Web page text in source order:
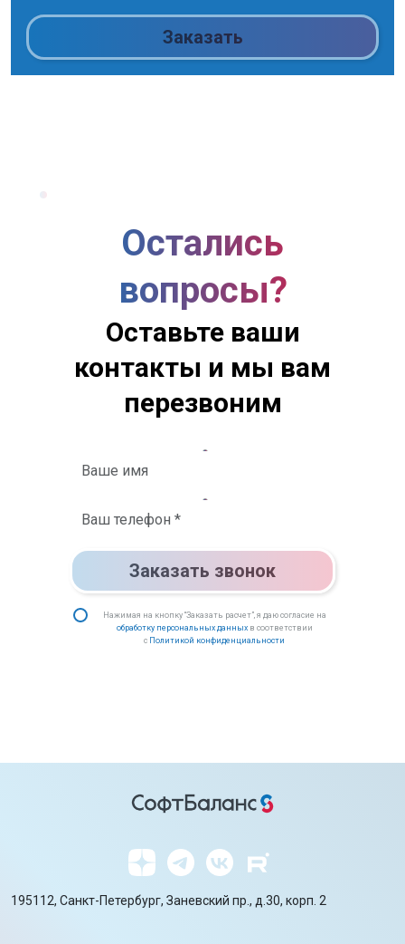
Заказать
Остались
вопросы?
Оставьте ваши
контакты и мы вам
перезвоним
Заказать звонок
Нажимая на кнопку “Заказать расчет”, я даю согласие на
обработку персональных данныхв соответствии
с Политикой конфиденциальности
195112, Санкт-Петербург, Заневский пр., д.30, корп. 2